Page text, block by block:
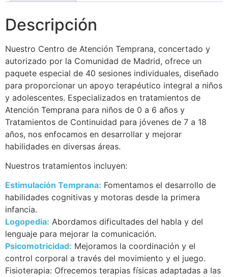
Descripción
Nuestro Centro de Atención Temprana, concertado y
autorizado por la Comunidad de Madrid, ofrece un
paquete especial de 40 sesiones individuales, diseñado
para proporcionar un apoyo terapéutico integral a niños
y adolescentes. Especializados en tratamientos de
Atención Temprana para niños de 0 a 6 años y
Tratamientos de Continuidad para jóvenes de 7 a 18
años, nos enfocamos en desarrollar y mejorar
habilidades en diversas áreas.
Nuestros tratamientos incluyen:
Estimulación Temprana: Fomentamos el desarrollo de
habilidades cognitivas y motoras desde la primera
infancia.
Logopedia: Abordamos dificultades del habla y del
lenguaje para mejorar la comunicación.
Psicomotricidad: Mejoramos la coordinación y el
control corporal a través del movimiento y el juego.
Fisioterapia: Ofrecemos terapias físicas adaptadas a las